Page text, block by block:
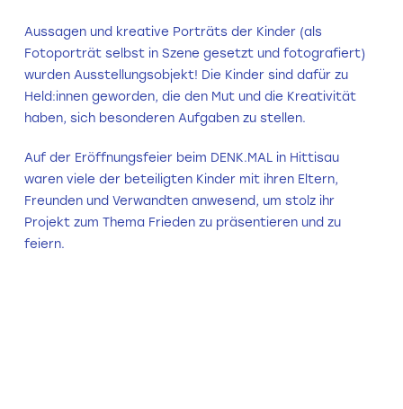
Aussagen und kreative Porträts der Kinder (als
Fotoporträt selbst in Szene gesetzt und fotografiert)
wurden Ausstellungsobjekt! Die Kinder sind dafür zu
Held:innen geworden, die den Mut und die Kreativität
haben, sich besonderen Aufgaben zu stellen.
Auf der Eröffnungsfeier beim DENK.MAL in Hittisau
waren viele der beteiligten Kinder mit ihren Eltern,
Freunden und Verwandten anwesend, um stolz ihr
Projekt zum Thema Frieden zu präsentieren und zu
feiern.